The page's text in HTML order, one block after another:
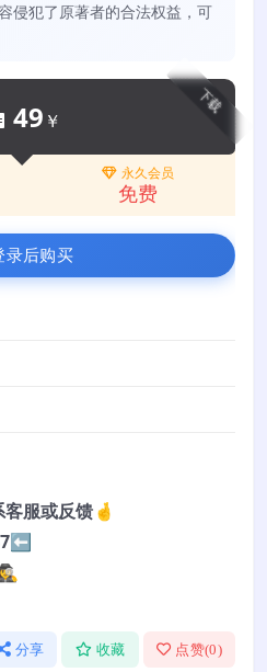
侵犯了原著者的合法权益，可
下载
49 ￥
永久会员
免费
录后购买
服或反馈🤞
分享 收藏 点赞(0)